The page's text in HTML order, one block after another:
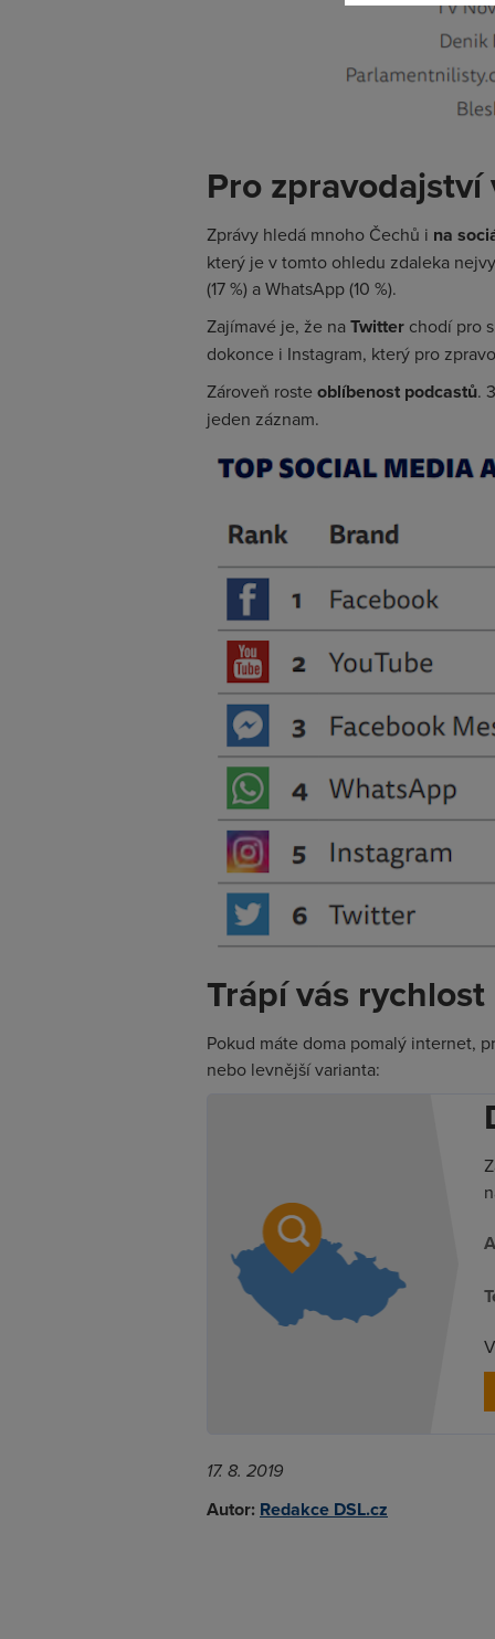
Pro
Zprávy hledá mnoho Čechů i na
který je v tomto ohledu zdaleka
(17 %) a WhatsApp (10 %).
Zajímavé je, že naTwitter chodí pro
dokonce i Instagram, který pro
Zároveň roste oblíbenost podcastů.
jeden záznam.
Trápí vás
Pokud máte doma pomalý internet,
nebo levnější varianta:
17. 8. 2019
Autor: Redakce DSL.cz